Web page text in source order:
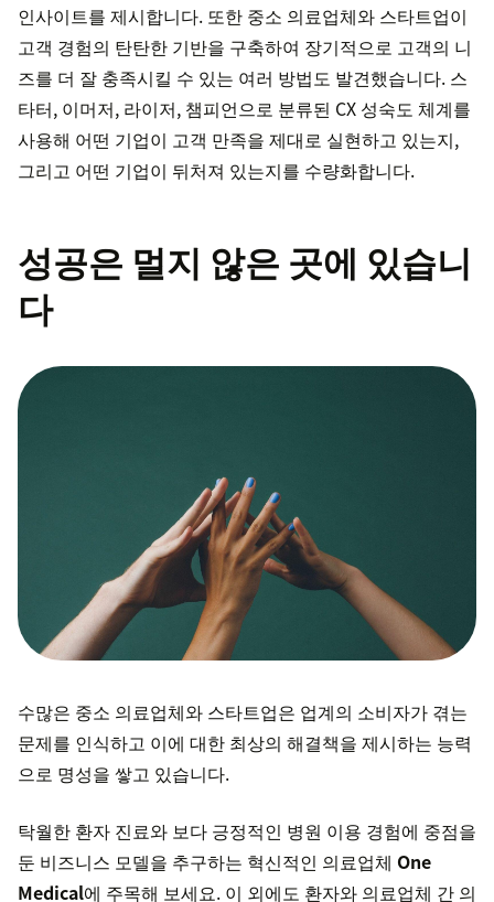
인사이트를 제시합니다. 또한 중소 의료업체와 스타트업이
고객 경험의 탄탄한 기반을 구축하여 장기적으로 고객의 니
즈를 더 잘 충족시킬 수 있는 여러 방법도 발견했습니다. 스
타터, 이머저, 라이저, 챔피언으로 분류된 CX 성숙도 체계를
사용해 어떤 기업이 고객 만족을 제대로 실현하고 있는지,
그리고 어떤 기업이 뒤처져 있는지를 수량화합니다.
성공은 멀지 않은 곳에 있습니
다
수많은 중소 의료업체와 스타트업은 업계의 소비자가 겪는
문제를 인식하고 이에 대한 최상의 해결책을 제시하는 능력
으로 명성을 쌓고 있습니다.
탁월한 환자 진료와 보다 긍정적인 병원 이용 경험에 중점을
둔 비즈니스 모델을 추구하는 혁신적인 의료업체 One
Medical에 주목해 보세요. 이 외에도 환자와 의료업체 간 의